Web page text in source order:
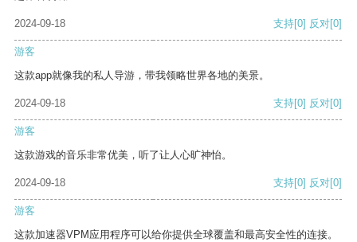
2024-09-18 支持[0] 反对[0]
游客
这款app就像我的私人导游，带我领略世界各地的美景。
2024-09-18 支持[0] 反对[0]
游客
这款游戏的音乐非常优美，听了让人心旷神怡。
2024-09-18 支持[0] 反对[0]
游客
这款加速器VPM应用程序可以给你提供全球覆盖和最高安全性的连接。